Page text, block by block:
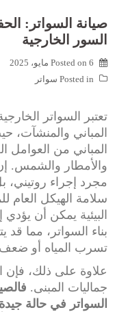
صيانة السواتر:
السور الخارجية
Posted on 6 مايو، 2025
Posted in سواتر
تعتبر السواتر
المباني والمنشآت،
المباني من العوامل
والأمطار والشمس.
مجرد إجراء
سلامة الهيكل العام
البيئية يمكن أن
بناء السواتر، مما
تسرب المياه أو ضعف
علاوة على ذلك، فإن
جماليات المبنى.
السواتر في حالة